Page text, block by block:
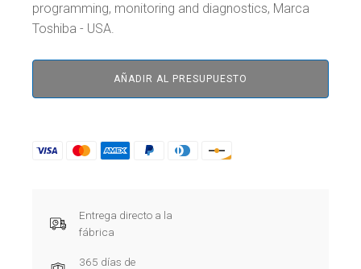
programming, monitoring and diagnostics, Marca
Toshiba - USA.
AÑADIR AL PRESUPUESTO
Entrega directo a la
fábrica
365 días de